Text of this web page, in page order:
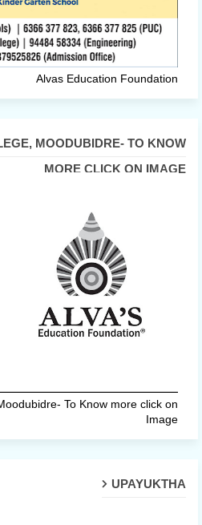
Alvas Education Foundation
MOODUBIDRE- TO KNOW
MORE CLICK ON IMAGE
To Know more click on
Image
UPAYUKTHA